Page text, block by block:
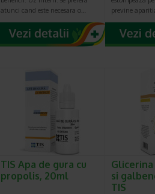
atunci cand este necesara o…
previne
TIS Apa de gura cu
propolis, 20ml
si
TIS